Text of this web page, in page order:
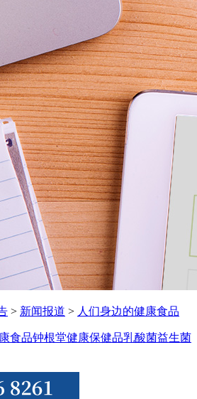
> 新闻报道 > 人们身边的健康食品
食品钟根堂健康保健品乳酸菌益生菌